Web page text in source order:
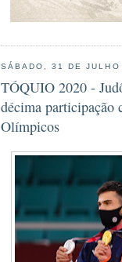
SÁBADO, 31 DE JULHO
TÓQUIO 2020 -
décima participação
Olímpicos